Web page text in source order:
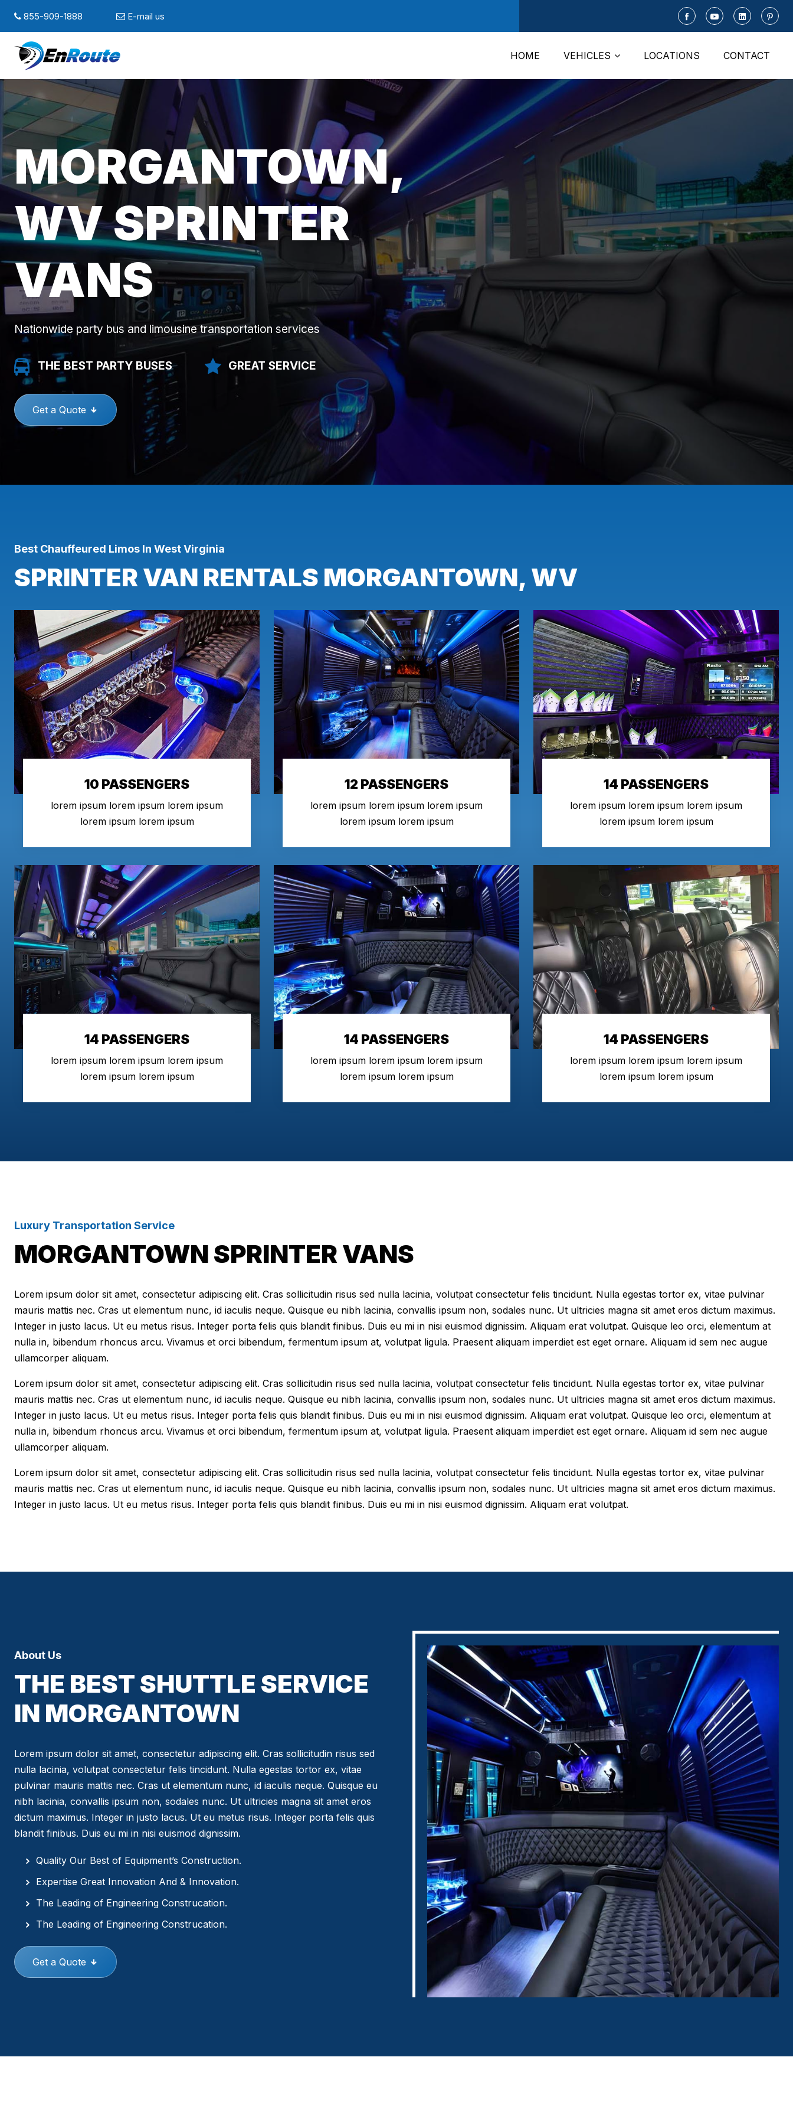
855-909-1888 E-mail us
HOME VEHICLES LOCATIONS CONTACT
MORGANTOWN,
WV SPRINTER
VANS
Nationwide party bus and limousine transportation services
THE BEST PARTY BUSES GREAT SERVICE
Get a Quote
Best Chauffeured Limos In West Virginia
SPRINTER VAN RENTALS MORGANTOWN, WV
10 PASSENGERS
lorem ipsum lorem ipsum lorem ipsum
lorem ipsum lorem ipsum
12 PASSENGERS
lorem ipsum lorem ipsum lorem ipsum
lorem ipsum lorem ipsum
14 PASSENGERS
lorem ipsum lorem ipsum lorem ipsum
lorem ipsum lorem ipsum
14 PASSENGERS
lorem ipsum lorem ipsum lorem ipsum
lorem ipsum lorem ipsum
14 PASSENGERS
lorem ipsum lorem ipsum lorem ipsum
lorem ipsum lorem ipsum
14 PASSENGERS
lorem ipsum lorem ipsum lorem ipsum
lorem ipsum lorem ipsum
Luxury Transportation Service
MORGANTOWN SPRINTER VANS
Lorem ipsum dolor sit amet, consectetur adipiscing elit. Cras sollicitudin risus sed nulla lacinia, volutpat consectetur felis tincidunt. Nulla egestas tortor ex, vitae pulvinar
mauris mattis nec. Cras ut elementum nunc, id iaculis neque. Quisque eu nibh lacinia, convallis ipsum non, sodales nunc. Ut ultricies magna sit amet eros dictum maximus.
Integer in justo lacus. Ut eu metus risus. Integer porta felis quis blandit finibus. Duis eu mi in nisi euismod dignissim. Aliquam erat volutpat. Quisque leo orci, elementum at
nulla in, bibendum rhoncus arcu. Vivamus et orci bibendum, fermentum ipsum at, volutpat ligula. Praesent aliquam imperdiet est eget ornare. Aliquam id sem nec augue
ullamcorper aliquam.
Lorem ipsum dolor sit amet, consectetur adipiscing elit. Cras sollicitudin risus sed nulla lacinia, volutpat consectetur felis tincidunt. Nulla egestas tortor ex, vitae pulvinar
mauris mattis nec. Cras ut elementum nunc, id iaculis neque. Quisque eu nibh lacinia, convallis ipsum non, sodales nunc. Ut ultricies magna sit amet eros dictum maximus.
Integer in justo lacus. Ut eu metus risus. Integer porta felis quis blandit finibus. Duis eu mi in nisi euismod dignissim. Aliquam erat volutpat. Quisque leo orci, elementum at
nulla in, bibendum rhoncus arcu. Vivamus et orci bibendum, fermentum ipsum at, volutpat ligula. Praesent aliquam imperdiet est eget ornare. Aliquam id sem nec augue
ullamcorper aliquam.
Lorem ipsum dolor sit amet, consectetur adipiscing elit. Cras sollicitudin risus sed nulla lacinia, volutpat consectetur felis tincidunt. Nulla egestas tortor ex, vitae pulvinar
mauris mattis nec. Cras ut elementum nunc, id iaculis neque. Quisque eu nibh lacinia, convallis ipsum non, sodales nunc. Ut ultricies magna sit amet eros dictum maximus.
Integer in justo lacus. Ut eu metus risus. Integer porta felis quis blandit finibus. Duis eu mi in nisi euismod dignissim. Aliquam erat volutpat.
About Us
THE BEST SHUTTLE SERVICE
IN MORGANTOWN
Lorem ipsum dolor sit amet, consectetur adipiscing elit. Cras sollicitudin risus sed
nulla lacinia, volutpat consectetur felis tincidunt. Nulla egestas tortor ex, vitae
pulvinar mauris mattis nec. Cras ut elementum nunc, id iaculis neque. Quisque eu
nibh lacinia, convallis ipsum non, sodales nunc. Ut ultricies magna sit amet eros
dictum maximus. Integer in justo lacus. Ut eu metus risus. Integer porta felis quis
blandit finibus. Duis eu mi in nisi euismod dignissim.
Quality Our Best of Equipment’s Construction.
Expertise Great Innovation And & Innovation.
The Leading of Engineering Construcation.
The Leading of Engineering Construcation.
Get a Quote